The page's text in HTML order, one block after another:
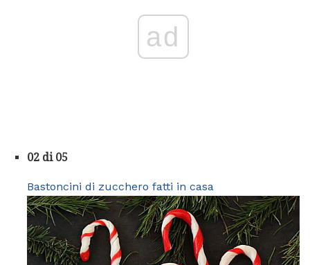
ad
02 di 05
Bastoncini di zucchero fatti in casa